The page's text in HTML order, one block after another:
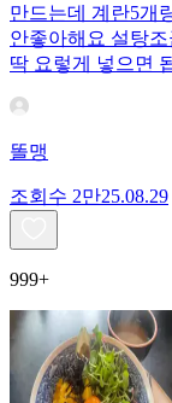
만드는데 계란5개
안좋아해요 설탕
딱 요렇게 넣으면
똘맹
조회수 2만25.08.29
999+